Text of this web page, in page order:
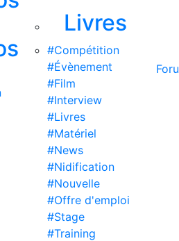
Livres
#Compétition
#Évènement
#Film
#Interview
#Livres
#Matériel
#News
#Nidification
#Nouvelle
#Offre d'emploi
#Stage
#Training